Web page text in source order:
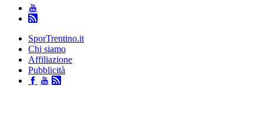
SporTrentino.it
Chi siamo
Affiliazione
Pubblicità